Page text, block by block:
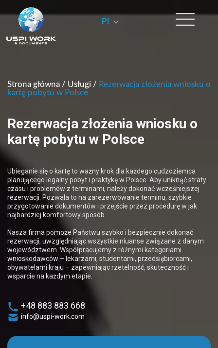
Pl
Strona główna / Usługi / Rezerwacja złożenia wniosku o
kartę pobytu w Polsce
Rezerwacja złożenia wniosku o
kartę pobytu w Polsce
Ubieganie się o kartę to ważny krok dla każdego cudzoziemca
planującego legalny pobyt i praktykę w Polsce. Aby uniknąć straty
czasu i problemów z terminami, należy dokonać wcześniejszej
rezerwacji. Pozwala to na zarezerwowanie terminu, szybkie
przygotowanie dokumentów i przejście przez procedurę w jak
najbardziej komfortowy sposób.
Nasza firma pomoże Państwu szybko i bezpiecznie dokonać
rezerwacji, uwzględniając wszystkie niuanse związane z danym
województwem. Współpracujemy z różnymi kategoriami
wnioskodawców – lekarzami, studentami, przedsiębiorcami,
obywatelami kraju – zapewniając rzetelność, skuteczność i
wsparcie na każdym etapie.
+48 883 883 668
info@uspi-work.com